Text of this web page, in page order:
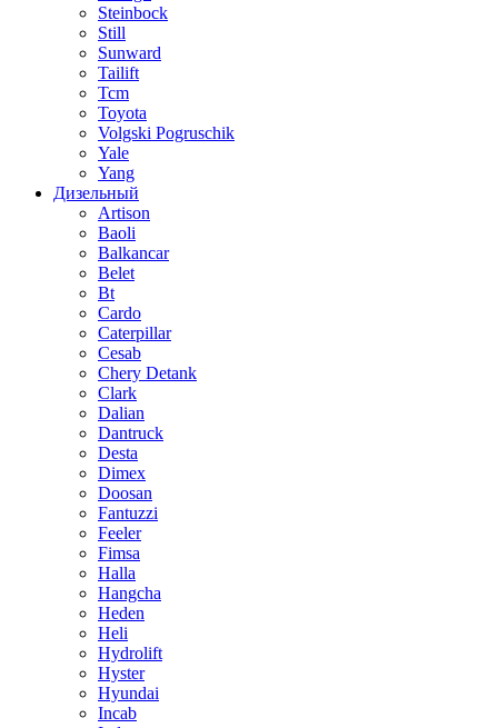
Steinbock
Still
Sunward
Tailift
Tcm
Toyota
Volgski Pogruschik
Yale
Yang
Дизельный
Artison
Baoli
Balkancar
Belet
Bt
Cardo
Caterpillar
Cesab
Chery Detank
Clark
Dalian
Dantruck
Desta
Dimex
Doosan
Fantuzzi
Feeler
Fimsa
Halla
Hangcha
Heden
Heli
Hydrolift
Hyster
Hyundai
Incab